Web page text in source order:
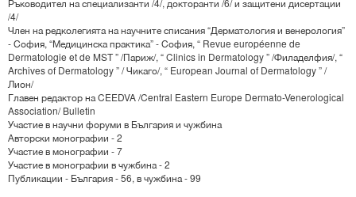
Ръководител на специализанти /4/, докторанти /6/ и защитени дисертации
/4/
Член на редколегията на научните списания “Дерматология и венерология”
- София, “Медицинска практика” - София, “ Revue européenne de
Dermatologie et de MST ” /Париж/, “ Clinics in Dermatology ” /Филаделфия/, “
Archives of Dermatology ” / Чикаго/, “ European Journal of Dermatology ” /
Лион/
Главен редактор на CEEDVA /Central Eastern Europe Dermato-Venerological
Association/ Bulletin
Участие в научни форуми в България и чужбина
Авторски монографии - 2
Участие в монографии - 7
Участие в монографии в чужбина - 2
Публикации - България - 56, в чужбина - 99